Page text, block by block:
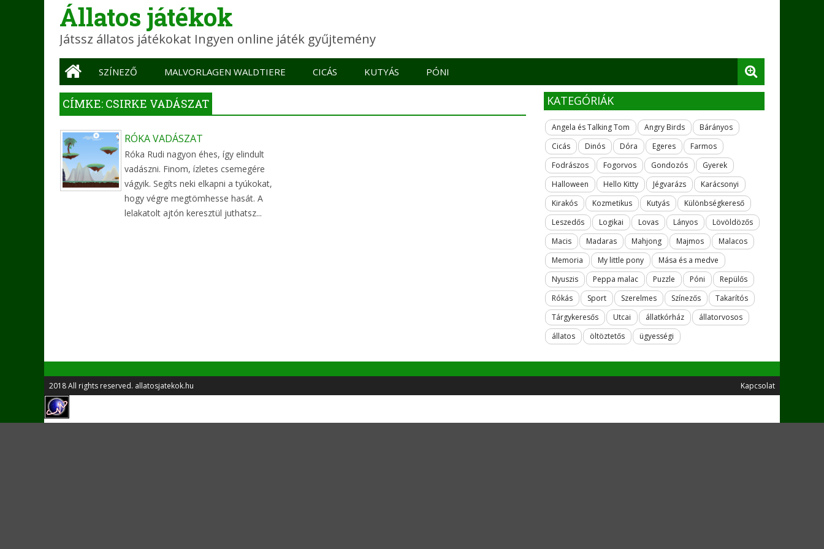
Állatos játékok
Játssz állatos játékokat Ingyen online játék gyűjtemény
Main menu
SZÍNEZŐ MALVORLAGEN WALDTIERE CICÁS KUTYÁS PÓNI
CÍMKE: CSIRKE VADÁSZAT
RÓKA VADÁSZAT
Róka Rudi nagyon éhes, így elindult
vadászni. Finom, ízletes csemegére
vágyik. Segíts neki elkapni a tyúkokat,
hogy végre megtömhesse hasát. A
lelakatolt ajtón keresztül juthatsz...
KATEGÓRIÁK
Angela és Talking Tom Angry Birds
Bárányos
Cicás
Dinós Dóra Egeres
Farmos
Fodrászos
Fogorvos Gondozós
Gyerek
Halloween
Hello Kitty Jégvarázs
Karácsonyi
Kirakós
Kozmetikus Kutyás
Különbségkereső
Leszedős
Logikai Lovas Lányos
Lövöldözős
Macis
Madaras Mahjong Majmos
Malacos
Memoria
My little pony
Mása és a medve
Nyuszis
Peppa malac Puzzle Póni
Repülős
Rókás
Sport Szerelmes Színezős
Takarítós
Tárgykeresős
Utcai állatkórház
állatorvosos
állatos
öltöztetős ügyességi
2018 All rights reserved. allatosjatekok.hu Kapcsolat